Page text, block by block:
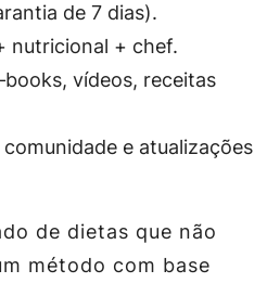
de 7 dias).
nutricional + chef.
vídeos, receitas
e atualizações
de dietas que não
método com base